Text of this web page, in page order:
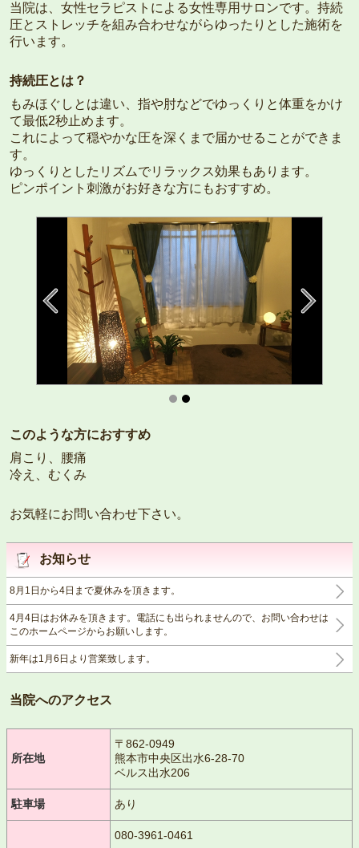
当院は、女性セラピストによる女性専用サロンです。持続
圧とストレッチを組み合わせながらゆったりとした施術を
行います。
持続圧とは？
もみほぐしとは違い、指や肘などでゆっくりと体重をかけ
て最低2秒止めます。
これによって穏やかな圧を深くまで届かせることができま
す。
ゆっくりとしたリズムでリラックス効果もあります。
ピンポイント刺激がお好きな方にもおすすめ。
このような方におすすめ
肩こり、腰痛
冷え、むくみ
お気軽にお問い合わせ下さい。
お知らせ
8月1日から4日まで夏休みを頂きます。
4月4日はお休みを頂きます。電話にも出られませんので、お問い合わせは
このホームページからお願いします。
新年は1月6日より営業致します。
当院へのアクセス
所在地
〒862-0949
熊本市中央区出水6-28-70
ベルス出水206
駐車場 あり
080-3961-0461